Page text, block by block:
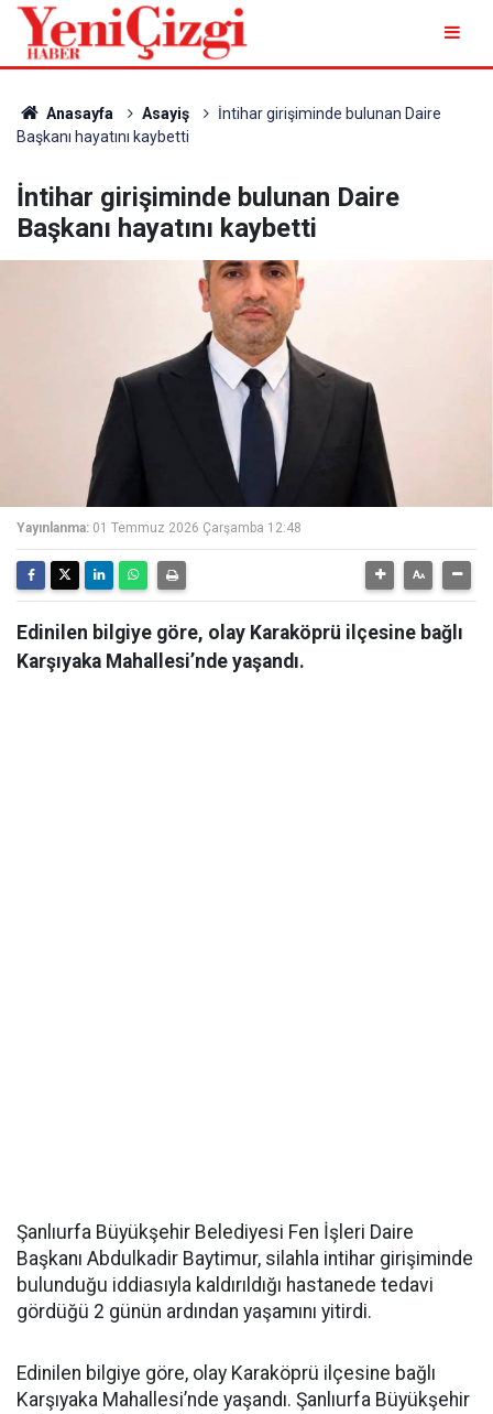
Anasayfa Asayiş
İntihar girişiminde bulunan Daire
Başkanı hayatını kaybetti
İntihar girişiminde bulunan Daire
Başkanı hayatını kaybetti
Yayınlanma: 01 Temmuz 2026 Çarşamba 12:48
Edinilen bilgiye göre, olay Karaköprü ilçesine bağlı
Karşıyaka Mahallesi’nde yaşandı.
Şanlıurfa Büyükşehir Belediyesi Fen İşleri Daire
Başkanı Abdulkadir Baytimur, silahla intihar girişiminde
bulunduğu iddiasıyla kaldırıldığı hastanede tedavi
gördüğü 2 günün ardından yaşamını yitirdi.
Edinilen bilgiye göre, olay Karaköprü ilçesine bağlı
Karşıyaka Mahallesi’nde yaşandı. Şanlıurfa Büyükşehir